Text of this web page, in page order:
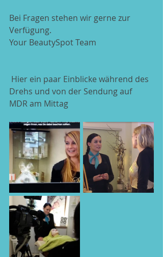
Bei Fragen stehen wir gerne zur
Verfügung.
Your BeautySpot Team
Drehs und von der Sendung auf
MDR am Mittag